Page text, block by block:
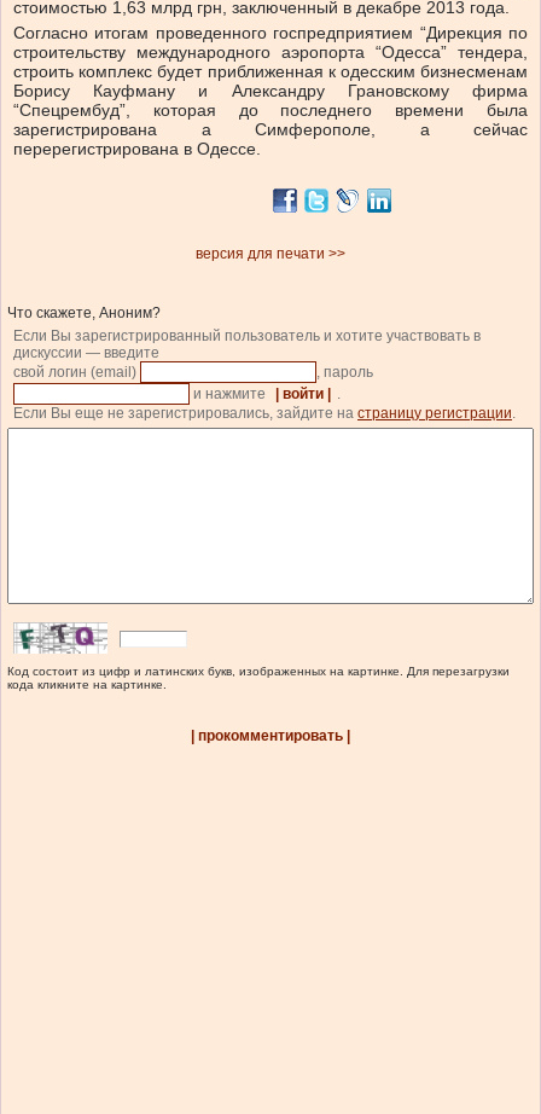
стоимостью 1,63 млрд грн, заключенный в декабре 2013 года.
Согласно итогам проведенного госпредприятием “Дирекция по
строительству международного аэропорта “Одесса” тендера,
строить комплекс будет приближенная к одесским бизнесменам
Борису Кауфману и Александру Грановскому фирма
“Спецрембуд”, которая до последнего времени была
зарегистрирована а Симферополе, а сейчас
перерегистрирована в Одессе.
версия для печати >>
Что скажете, Аноним?
Если Вы зарегистрированный пользователь и хотите участвовать в
дискуссии — введите
свой логин (email)
, пароль
и нажмите
| войти |
.
Если Вы еще не зарегистрировались, зайдите на страницу регистрации.
Код состоит из цифр и латинских букв, изображенных на картинке. Для перезагрузки
кода кликните на картинке.
| прокомментировать |